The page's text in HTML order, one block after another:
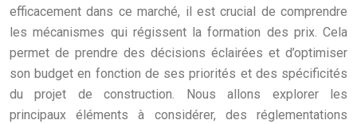
efficacement dans ce marché, il est crucial de comprendre
les mécanismes qui régissent la formation des prix. Cela
permet de prendre des décisions éclairées et d’optimiser
son budget en fonction de ses priorités et des spécificités
du projet de construction. Nous allons explorer les
principaux éléments à considérer, des réglementations